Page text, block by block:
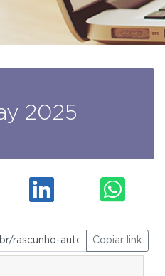
2025
Copiar link